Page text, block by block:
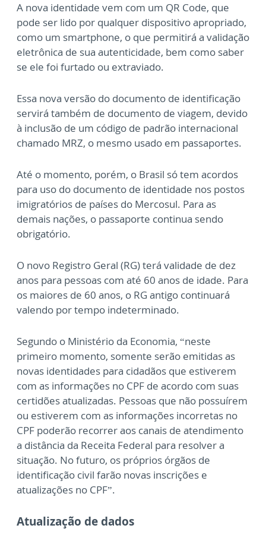
A nova identidade vem com um QR Code, que
pode ser lido por qualquer dispositivo apropriado,
como um smartphone, o que permitirá a validação
eletrônica de sua autenticidade, bem como saber
se ele foi furtado ou extraviado.
Essa nova versão do documento de identificação
servirá também de documento de viagem, devido
à inclusão de um código de padrão internacional
chamado MRZ, o mesmo usado em passaportes.
Até o momento, porém, o Brasil só tem acordos
para uso do documento de identidade nos postos
imigratórios de países do Mercosul. Para as
demais nações, o passaporte continua sendo
obrigatório.
O novo Registro Geral (RG) terá validade de dez
anos para pessoas com até 60 anos de idade. Para
os maiores de 60 anos, o RG antigo continuará
valendo por tempo indeterminado.
Segundo o Ministério da Economia, “neste
primeiro momento, somente serão emitidas as
novas identidades para cidadãos que estiverem
com as informações no CPF de acordo com suas
certidões atualizadas. Pessoas que não possuírem
ou estiverem com as informações incorretas no
CPF poderão recorrer aos canais de atendimento
a distância da Receita Federal para resolver a
situação. No futuro, os próprios órgãos de
identificação civil farão novas inscrições e
atualizações no CPF”.
Atualização de dados